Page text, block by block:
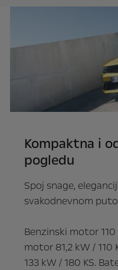
Kompaktna i
pogledu
Spoj snage,
svakodnevnom
Benzinski motor
motor 81,2 kW / 110
133 kW / 180 KS.